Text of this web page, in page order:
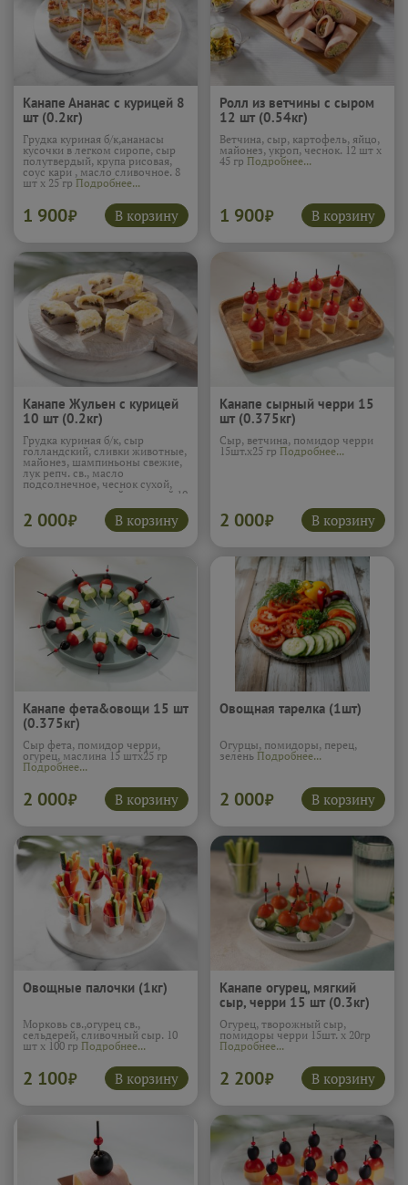
Канапе Ананас с курицей 8
шт (0.2кг)
Грудка куриная б/к,ананасы
кусочки в легком сиропе, сыр
полутвердый, крупа рисовая,
соус кари , масло сливочное. 8
шт х 25 гр Подробнее...
1 900₽ В корзину
Ролл из ветчины с сыром
12 шт (0.54кг)
Ветчина, сыр, картофель, яйцо,
майонез, укроп, чеснок. 12 шт х
45 гр Подробнее...
1 900₽ В корзину
Канапе Жульен с курицей
10 шт (0.2кг)
Грудка куриная б/к, сыр
голландский, сливки животные,
майонез, шампиньоны свежие,
лук репч. св., масло
подсолнечное, чеснок сухой,
соль, перец черный молотый 10
Подробнее...
2 000₽ В корзину
Канапе сырный черри 15
шт (0.375кг)
Сыр, ветчина, помидор черри
15шт.х25 гр Подробнее...
2 000₽ В корзину
Канапе фета&овощи 15 шт
(0.375кг)
Сыр фета, помидор черри,
огурец, маслина 15 штх25 гр
Подробнее...
2 000₽ В корзину
Овощная тарелка (1шт)
Огурцы, помидоры, перец,
зелень Подробнее...
2 000₽ В корзину
Овощные палочки (1кг)
Морковь св.,огурец св.,
сельдерей, сливочный сыр. 10
шт х 100 гр Подробнее...
2 100₽ В корзину
Канапе огурец, мягкий
сыр, черри 15 шт (0.3кг)
Огурец, творожный сыр,
помидоры черри 15шт. х 20гр
Подробнее...
2 200₽ В корзину